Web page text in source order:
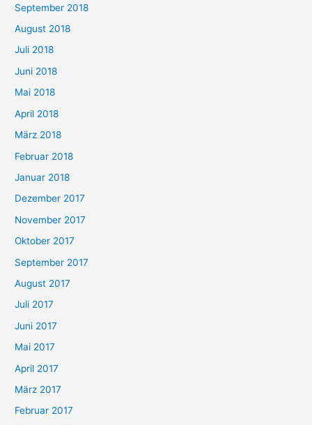
September 2018
August 2018
Juli 2018
Juni 2018
Mai 2018
April 2018
März 2018
Februar 2018
Januar 2018
Dezember 2017
November 2017
Oktober 2017
September 2017
August 2017
Juli 2017
Juni 2017
Mai 2017
April 2017
März 2017
Februar 2017